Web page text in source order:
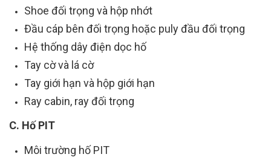
Shoe đối trọng và hộp nhớt
Đầu cáp bên đối trọng hoặc puly đầu đối trọng
Hệ thống dây điện dọc hố
Tay cờ và lá cờ
Tay giới hạn và hộp giới hạn
Ray cabin, ray đối trọng
C. Hố PIT
Môi trường hố PIT